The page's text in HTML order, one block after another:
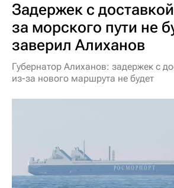
Задержек с
за морского пути не
заверил Алиханов
Губернатор Алиханов: задержек с
из-за нового маршрута не будет